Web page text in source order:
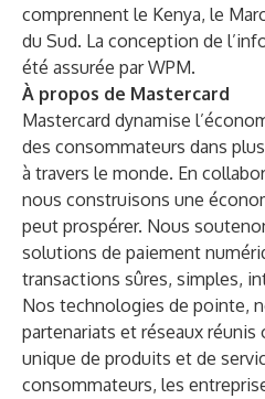
comprennent le Kenya, le
du Sud. La conception de
été assurée par WPM.
À propos de Mastercard
Mastercard dynamise
des consommateurs dans
à travers le monde. En
nous construisons une
peut prospérer. Nous
solutions de paiement
transactions sûres, simples,
Nos technologies de pointe,
partenariats et réseaux
unique de produits et de
consommateurs, les